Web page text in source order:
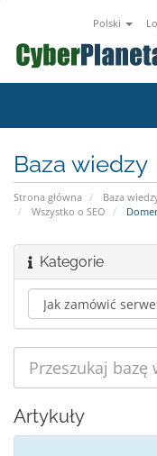
Polski
Baza wiedzy
Strona główna Baza
Wszystko o SEO
Kategorie
Artykuły